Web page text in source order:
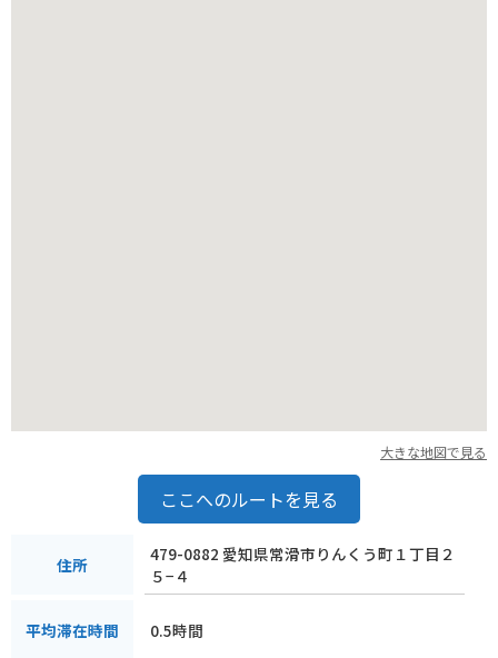
大きな地図で見る
ここへのルートを見る
住所
479-0882 愛知県常滑市りんくう町１丁目２
５−４
平均滞在時間 0.5時間